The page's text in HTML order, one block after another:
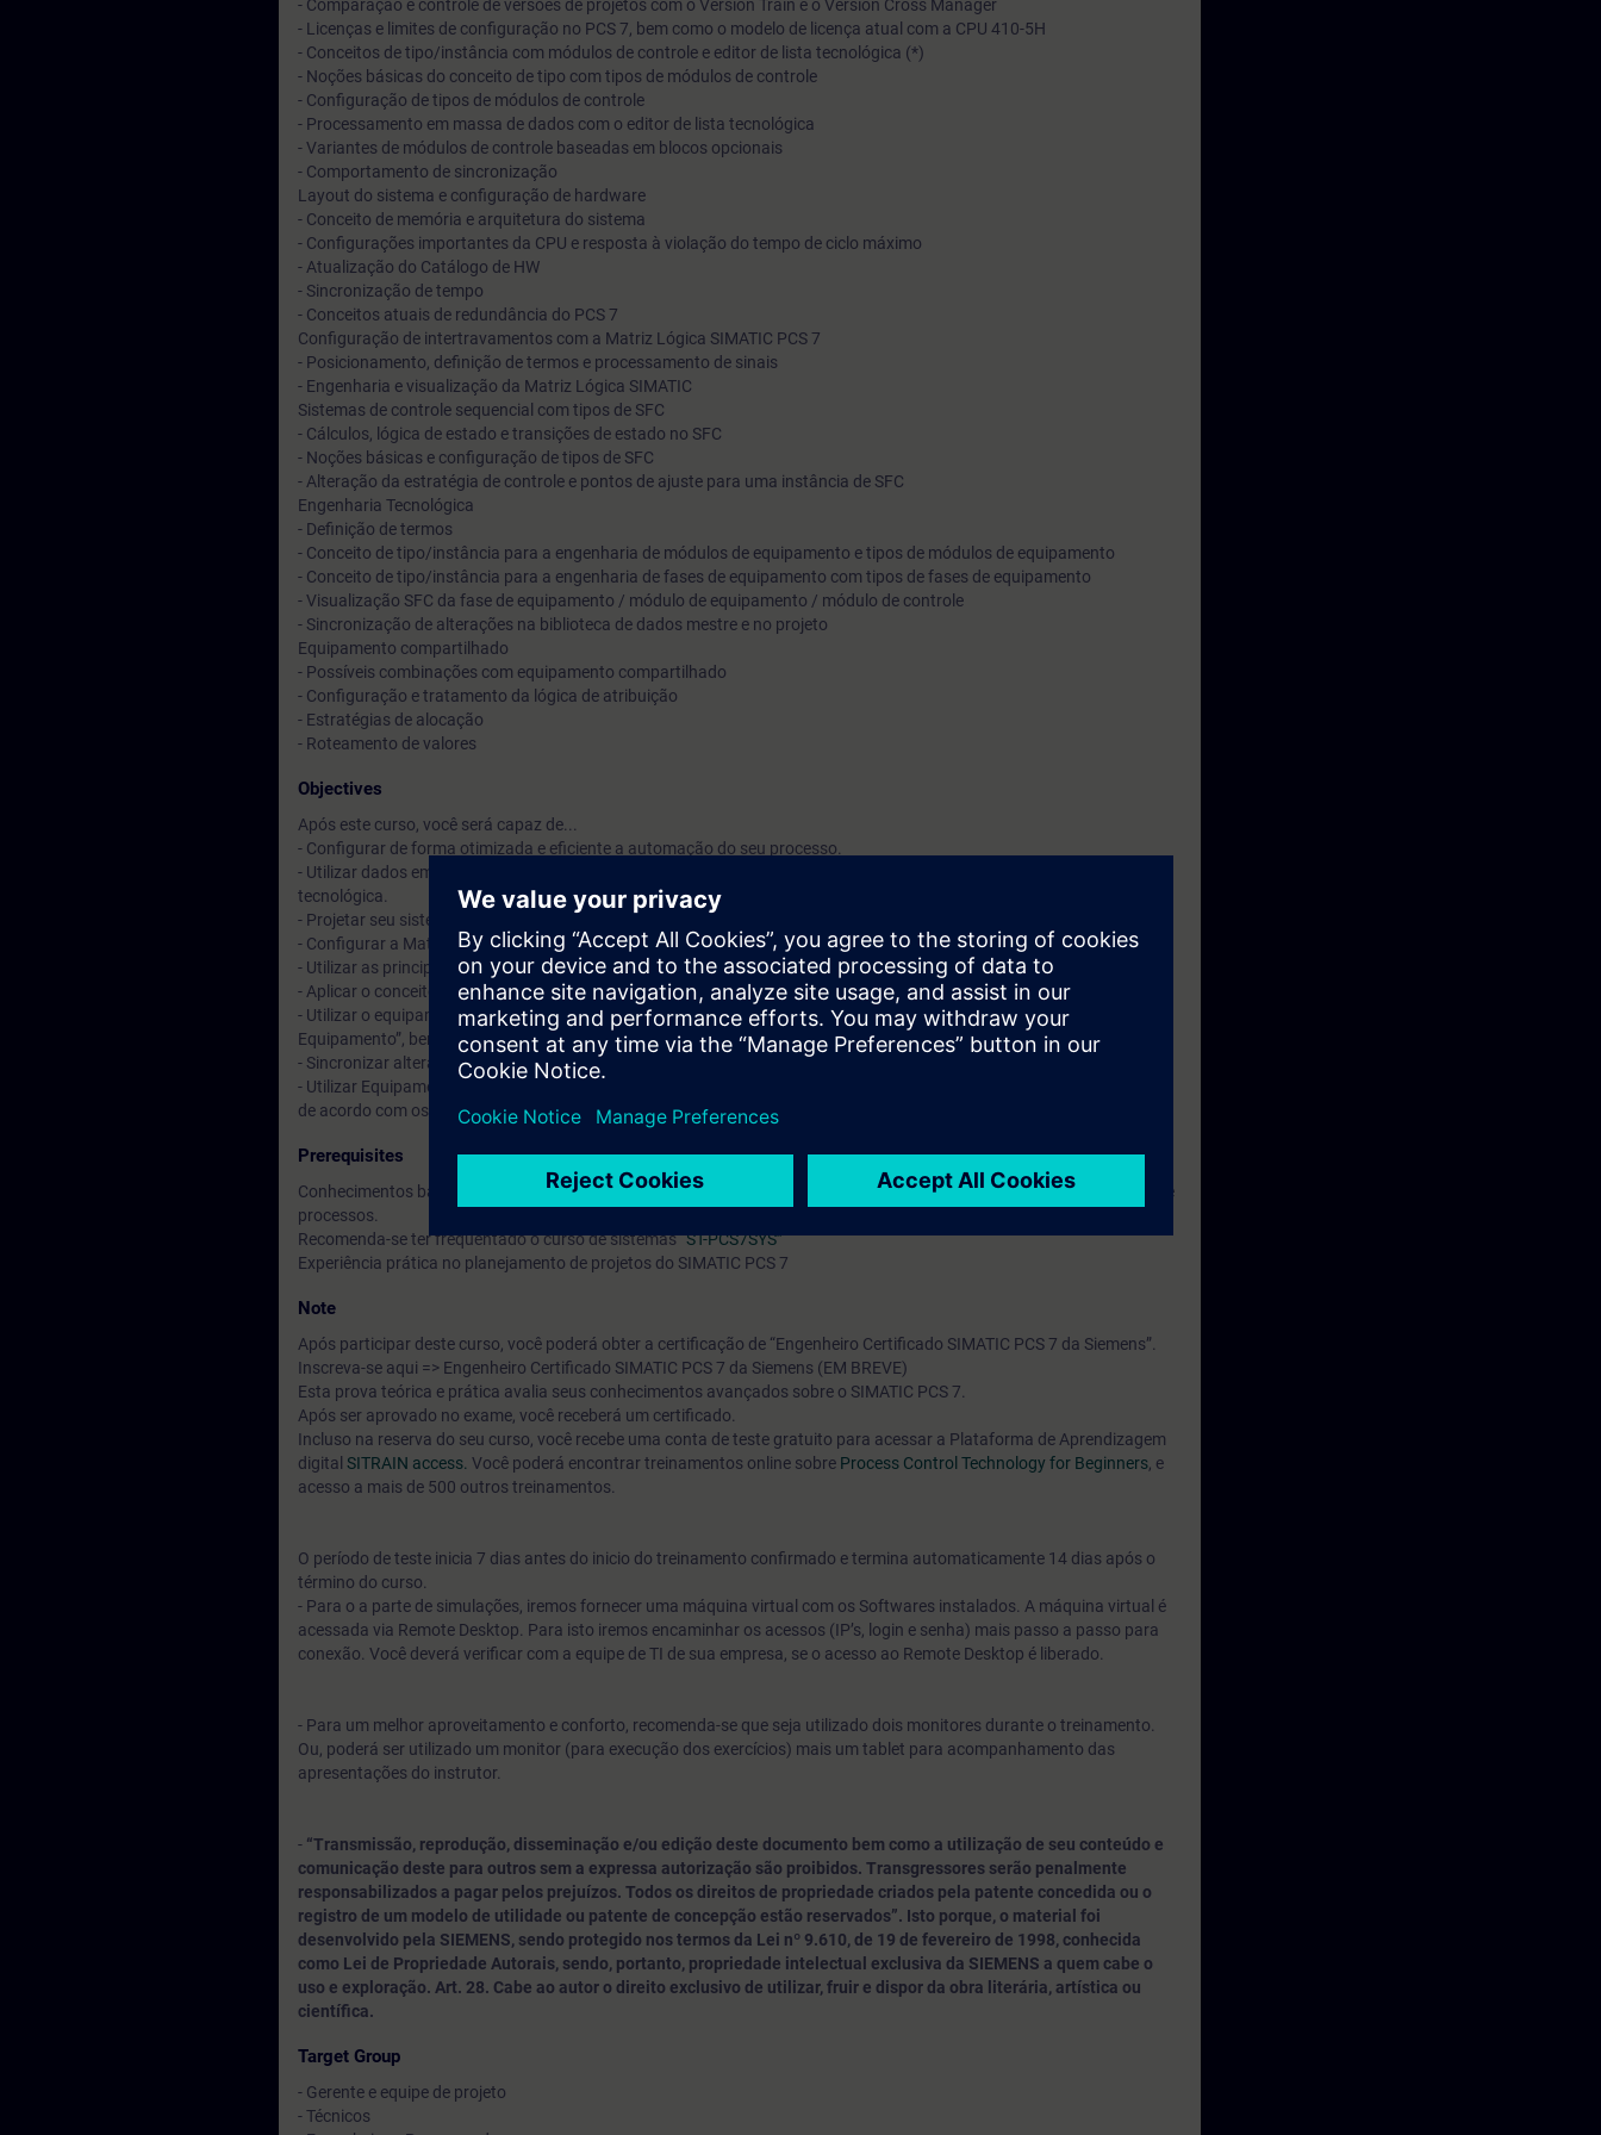
colocará em prática o conhecimento teórico recém-adquirido.
- Comparação e controle de versões de projetos com o Version Train e o Version Cross Manager
- Licenças e limites de configuração no PCS 7, bem como o modelo de licença atual com a CPU 410-5H
- Conceitos de tipo/instância com módulos de controle e editor de lista tecnológica (*)
- Noções básicas do conceito de tipo com tipos de módulos de controle
- Configuração de tipos de módulos de controle
- Processamento em massa de dados com o editor de lista tecnológica
- Variantes de módulos de controle baseadas em blocos opcionais
- Comportamento de sincronização
Layout do sistema e configuração de hardware
- Conceito de memória e arquitetura do sistema
- Configurações importantes da CPU e resposta à violação do tempo de ciclo máximo
- Atualização do Catálogo de HW
- Sincronização de tempo
- Conceitos atuais de redundância do PCS 7
Configuração de intertravamentos com a Matriz Lógica SIMATIC PCS 7
- Posicionamento, definição de termos e processamento de sinais
- Engenharia e visualização da Matriz Lógica SIMATIC
Sistemas de controle sequencial com tipos de SFC
- Cálculos, lógica de estado e transições de estado no SFC
- Noções básicas e configuração de tipos de SFC
- Alteração da estratégia de controle e pontos de ajuste para uma instância de SFC
Engenharia Tecnológica
- Definição de termos
- Conceito de tipo/instância para a engenharia de módulos de equipamento e tipos de módulos de equipamento
- Conceito de tipo/instância para a engenharia de fases de equipamento com tipos de fases de equipamento
- Visualização SFC da fase de equipamento / módulo de equipamento / módulo de controle
- Sincronização de alterações na biblioteca de dados mestre e no projeto
Equipamento compartilhado
- Possíveis combinações com equipamento compartilhado
- Configuração e tratamento da lógica de atribuição
- Estratégias de alocação
- Roteamento de valores
Objectives
Após este curso, você será capaz de...
- Configurar de forma otimizada e eficiente a automação do seu processo.
- Utilizar dados em massa com os Tipos de Módulos de Controle (CMTs) e suas instâncias, empregando a engenharia
tecnológica.
- Projetar seu sistema e configurar o hardware.
- Configurar a Matriz Lógica e definir a visualização no sistema operacional.
- Utilizar as principais ferramentas de engenharia para a criação dos conceitos de tipo-instância.
- Aplicar o conceito de tipo-instância para tipos SFC.
- Utilizar o equipamento técnico com “Tipos de Módulos de Equipamento” e as funções técnicas “Tipos de Fases de
Equipamento”, bem como a visualização correspondente de forma estruturada.
- Sincronizar alterações nas bibliotecas de dados mestre e nos projetos.
- Utilizar Equipamento Compartilhado e configurar a lógica de atribuição de um EPH para alocar um EM compartilhado
de acordo com os requisitos.
Prerequisites
Conhecimentos básicos de engenharia elétrica, sistemas de controle e feedback de controle e engenharia de controle de
processos.
Recomenda-se ter frequentado o curso de sistemas“ST-PCS7SYS”
Experiência prática no planejamento de projetos do SIMATIC PCS 7
Note
Após participar deste curso, você poderá obter a certificação de “Engenheiro Certificado SIMATIC PCS 7 da Siemens”.
Inscreva-se aqui => Engenheiro Certificado SIMATIC PCS 7 da Siemens (EM BREVE)
Esta prova teórica e prática avalia seus conhecimentos avançados sobre o SIMATIC PCS 7.
Após ser aprovado no exame, você receberá um certificado.
Incluso na reserva do seu curso, você recebe uma conta de teste gratuito para acessar a Plataforma de Aprendizagem
digital SITRAIN access. Você poderá encontrar treinamentos online sobre Process Control Technology for Beginners, e
acesso a mais de 500 outros treinamentos.
O período de teste inicia 7 dias antes do inicio do treinamento confirmado e termina automaticamente 14 dias após o
término do curso.
- Para o a parte de simulações, iremos fornecer uma máquina virtual com os Softwares instalados. A máquina virtual é
acessada via Remote Desktop. Para isto iremos encaminhar os acessos (IP’s, login e senha) mais passo a passo para
conexão. Você deverá verificar com a equipe de TI de sua empresa, se o acesso ao Remote Desktop é liberado.
- Para um melhor aproveitamento e conforto, recomenda-se que seja utilizado dois monitores durante o treinamento.
Ou, poderá ser utilizado um monitor (para execução dos exercícios) mais um tablet para acompanhamento das
apresentações do instrutor.
- “Transmissão, reprodução, disseminação e/ou edição deste documento bem como a utilização de seu conteúdo e
comunicação deste para outros sem a expressa autorização são proibidos. Transgressores serão penalmente
responsabilizados a pagar pelos prejuízos. Todos os direitos de propriedade criados pela patente concedida ou o
registro de um modelo de utilidade ou patente de concepção estão reservados”. Isto porque, o material foi
desenvolvido pela SIEMENS, sendo protegido nos termos da Lei nº 9.610, de 19 de fevereiro de 1998, conhecida
como Lei de Propriedade Autorais, sendo, portanto, propriedade intelectual exclusiva da SIEMENS a quem cabe o
uso e exploração. Art. 28. Cabe ao autor o direito exclusivo de utilizar, fruir e dispor da obra literária, artística ou
científica.
Target Group
- Gerente e equipe de projeto
- Técnicos